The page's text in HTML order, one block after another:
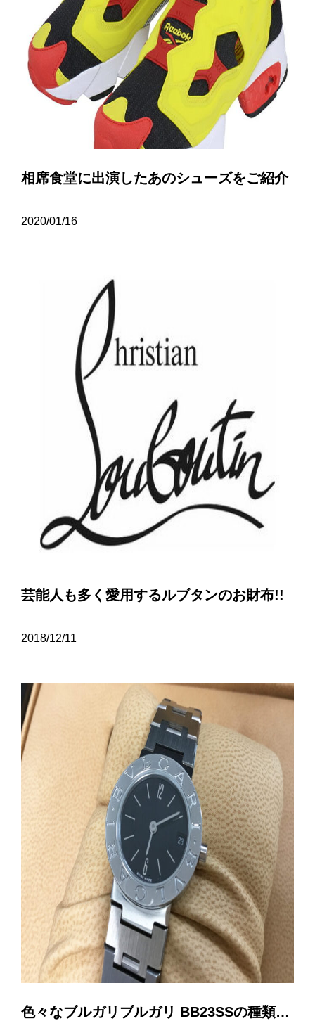
相席食堂に出演したあのシューズをご紹介
2020/01/16
芸能人も多く愛用するルブタンのお財布!!
2018/12/11
色々なブルガリブルガリ BB23SSの種類について…